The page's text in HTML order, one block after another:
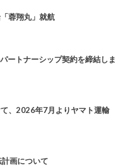
蓉翔丸」就航
ートナーシップ契約を締結しま
て、2026年7月よりヤマト運輸
画について